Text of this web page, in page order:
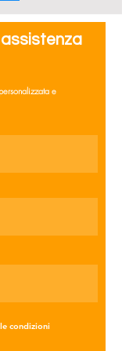
assistenza
e
condizioni